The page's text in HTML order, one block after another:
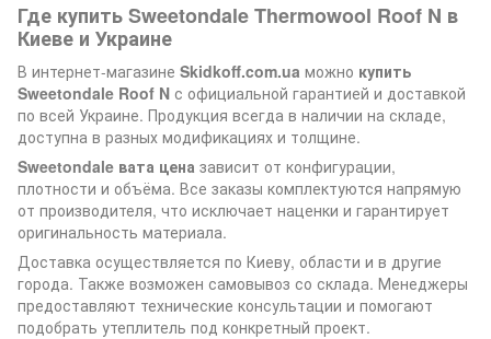
Где купить Sweetondale Thermowool Roof N в
Киеве и Украине
В интернет-магазине Skidkoff.com.ua можно купить
Sweetondale Roof N с официальной гарантией и доставкой
по всей Украине. Продукция всегда в наличии на складе,
доступна в разных модификациях и толщине.
Sweetondale вата цена зависит от конфигурации,
плотности и объёма. Все заказы комплектуются напрямую
от производителя, что исключает наценки и гарантирует
оригинальность материала.
Доставка осуществляется по Киеву, области и в другие
города. Также возможен самовывоз со склада. Менеджеры
предоставляют технические консультации и помогают
подобрать утеплитель под конкретный проект.